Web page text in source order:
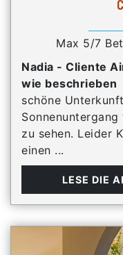
Max 5/7
Nadia - Cliente
wie beschrieben
schöne
zu sehen. Leider
einen ...
LESE DIE